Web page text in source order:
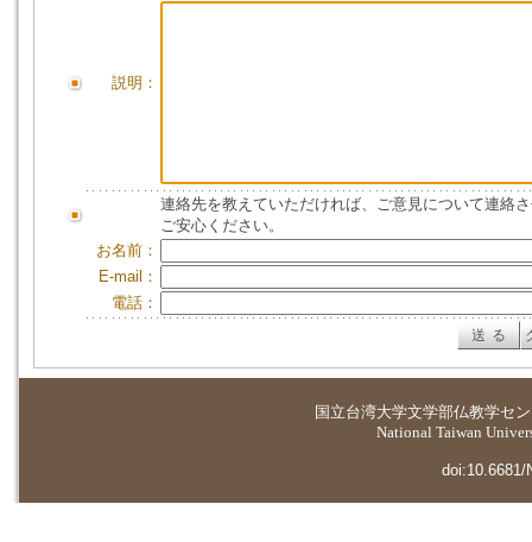
説明：
連絡先を教えていただければ、ご意見について連絡
ご安心ください。
お名前：
E-mail：
電話：
国立台湾大学文学部仏教学セ
National Taiwan
doi:10.6681/